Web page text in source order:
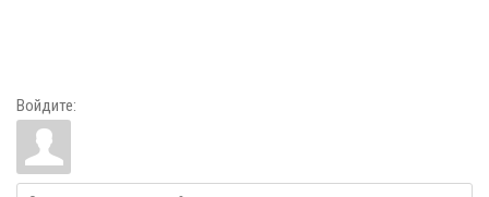
Войдите: